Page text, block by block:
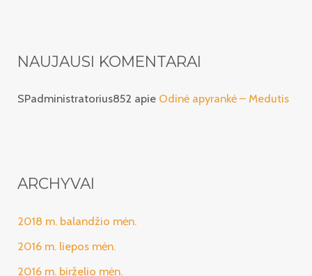
NAUJAUSI KOMENTARAI
SPadministratorius852 apie Odinė apyrankė – Medutis
ARCHYVAI
2018 m. balandžio mėn.
2016 m. liepos mėn.
2016 m. birželio mėn.